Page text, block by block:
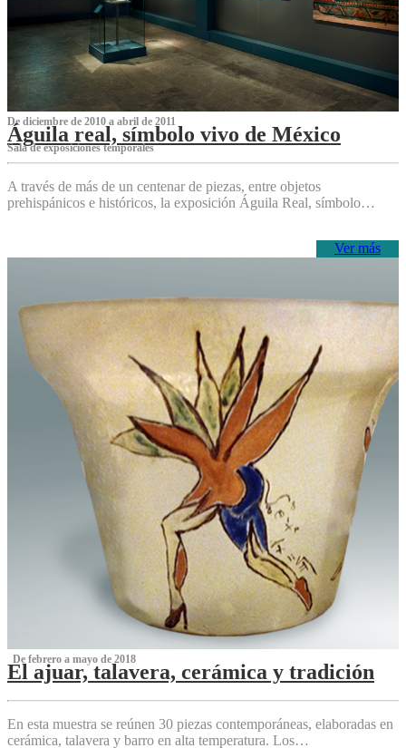
De diciembre de 2010 a abril de 2011
Águila real, símbolo vivo de México
Sala de exposiciones temporales
A través de más de un centenar de piezas, entre objetos
prehispánicos e históricos, la exposición Águila Real, símbolo…
Ver más
‌ De febrero a mayo de 2018
El ajuar, talavera, cerámica y tradición
‌
En esta muestra se reúnen 30 piezas contemporáneas, elaboradas en
cerámica, talavera y barro en alta temperatura. Los…